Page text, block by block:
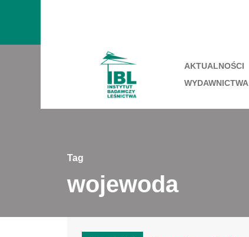
AKTUALNOŚCI
WYDAWNICTWA
Tag
wojewoda